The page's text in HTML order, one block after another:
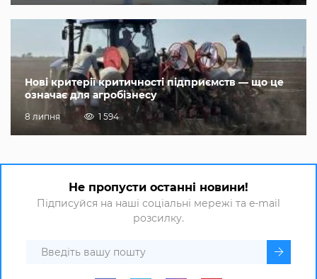
Нові критерії критичності підприємств — що це
означає для агробізнесу
8 липня 1 594
Не пропусти останні новини!
Підписуйся на наші соціальні мережі та e-mail
розсилку.